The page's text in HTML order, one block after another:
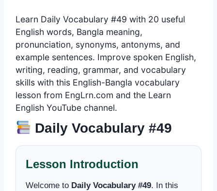
Learn Daily Vocabulary #49 with 20 useful
English words, Bangla meaning,
pronunciation, synonyms, antonyms, and
example sentences. Improve spoken English,
writing, reading, grammar, and vocabulary
skills with this English-Bangla vocabulary
lesson from EngLrn.com and the Learn
English YouTube channel.
Daily Vocabulary #49
Lesson Introduction
Welcome to Daily Vocabulary #49. In this